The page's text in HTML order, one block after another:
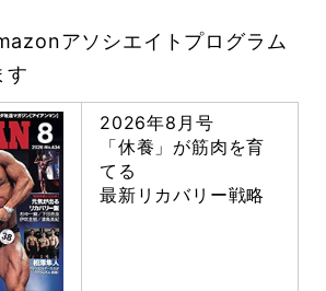
アソシエイトプログラム
す
2026年8月号
「休養」が筋肉を育
てる
最新リカバリー戦略